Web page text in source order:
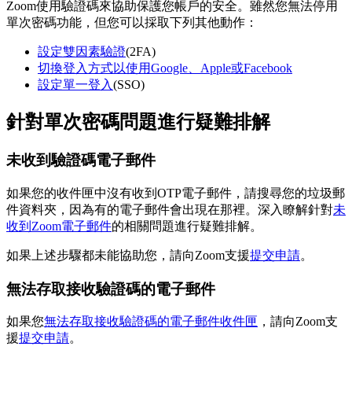
Zoom使用驗證碼來協助保護您帳戶的安全。雖然您無法停用
單次密碼功能，但您可以採取下列其他動作：
設定雙因素驗證(2FA)
切換登入方式以使用Google、Apple或Facebook
設定單一登入(SSO)
針對單次密碼問題進行疑難排解
未收到驗證碼電子郵件
如果您的收件匣中沒有收到OTP電子郵件，請搜尋您的垃圾郵
件資料夾，因為有的電子郵件會出現在那裡。深入瞭解針對未
收到Zoom電子郵件的相關問題進行疑難排解。
如果上述步驟都未能協助您，請向Zoom支援提交申請。
無法存取接收驗證碼的電子郵件
如果您無法存取接收驗證碼的電子郵件收件匣 ，請向Zoom支
援提交申請。